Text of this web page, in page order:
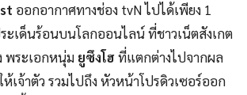
ออกอากาศทางช่อง tvN ไปได้เพียง 1
ะเด็นร้อนบนโลกออนไลน์ ที่ชาวเน็ตสังเกต
พระเอกหนุ่ม ยูซึงโฮที่แตกต่างไปจากผล
เจ้าตัว รวมไปถึง หัวหน้าโปรดิวเซอร์ออก